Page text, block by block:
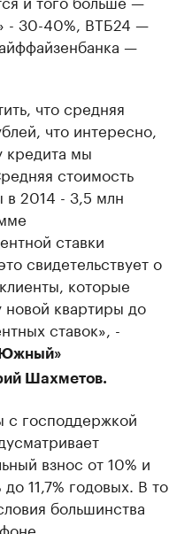
- 30-40%, ВТБ24 —
—
что средняя
что интересно,
мы
стоимость
в 2014 - 3,5 млн
ставки
свидетельствует о
которые
новой квартиры до
ставок», -
Шахметов.
с господдержкой
взнос от 10% и
11,7% годовых. В то
большинства